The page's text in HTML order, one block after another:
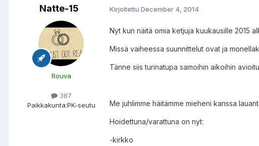
Natte-15
Rouva
387
Paikkakunta:PK-seutu
Kirjoitettu December 4, 2014
Nyt kun näitä omia ketjuja kuukausille 2015
Missä vaiheessa suunnittelut ovat ja
Tänne siis turinatupa samoihin aikoihin
Me juhlimme häitämme mieheni kanssa
Hoidettuna/varattuna on nyt:
-kirkko